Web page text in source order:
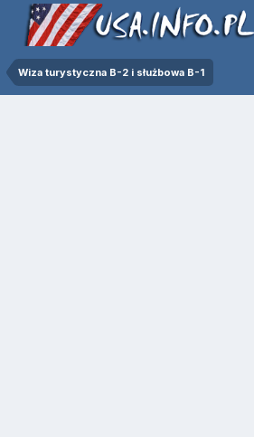
Wiza turystyczna B-2 i służbowa B-1